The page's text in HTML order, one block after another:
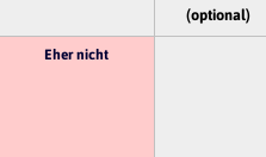
(optional)
Eher nicht